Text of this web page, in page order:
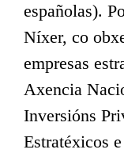
españolas).
Níxer, co
empresas
Axencia
Inversións
Estratéxicos